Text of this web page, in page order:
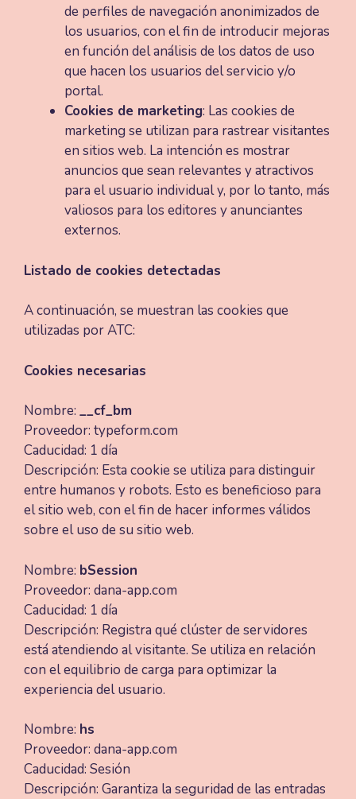
de perfiles de navegación anonimizados de
los usuarios, con el fin de introducir mejoras
en función del análisis de los datos de uso
que hacen los usuarios del servicio y/o
portal.
Cookies de marketing: Las cookies de
marketing se utilizan para rastrear visitantes
en sitios web. La intención es mostrar
anuncios que sean relevantes y atractivos
para el usuario individual y, por lo tanto, más
valiosos para los editores y anunciantes
externos.
Listado de cookies detectadas
A continuación, se muestran las cookies que
utilizadas por ATC:
Cookies necesarias
Nombre: __cf_bm
Proveedor: typeform.com
Caducidad: 1 día
Descripción: Esta cookie se utiliza para distinguir
entre humanos y robots. Esto es beneficioso para
el sitio web, con el fin de hacer informes válidos
sobre el uso de su sitio web.
Nombre: bSession
Proveedor: dana-app.com
Caducidad: 1 día
Descripción: Registra qué clúster de servidores
está atendiendo al visitante. Se utiliza en relación
con el equilibrio de carga para optimizar la
experiencia del usuario.
Nombre: hs
Proveedor: dana-app.com
Caducidad: Sesión
Descripción: Garantiza la seguridad de las entradas